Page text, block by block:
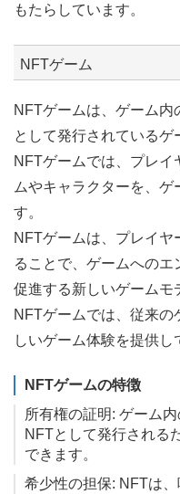
もたらしています。
NFTゲーム
NFTゲームは、ゲーム
として発行されているゲ
NFTゲームでは、プレイ
ムやキャラクターを、ゲ
す。
NFTゲームは、プレイヤ
ることで、ゲームへの
促進する新しいゲームモ
NFTゲームでは、従来
しいゲーム体験を提供し
NFTゲームの特徴
所有権の証明: ゲーム
NFTとして発行される
できます。
希少性の担保: NFTは